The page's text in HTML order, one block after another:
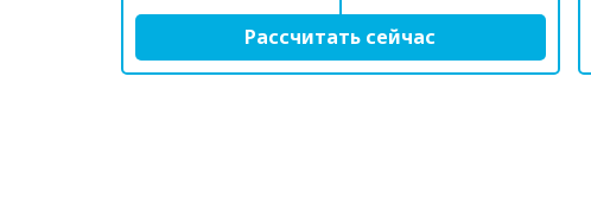
Рассчитать сейчас